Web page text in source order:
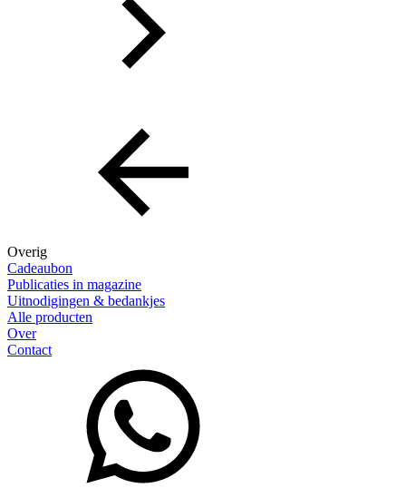
Overig
Cadeaubon
Publicaties in magazine
Uitnodigingen & bedankjes
Alle producten
Over
Contact